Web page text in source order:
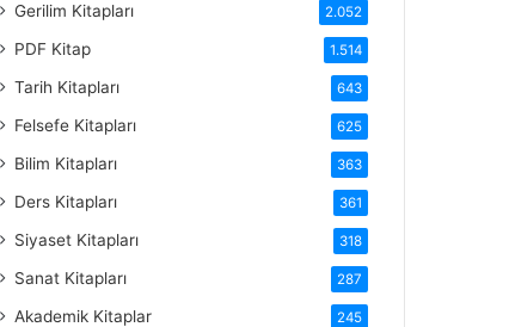
Gerilim Kitapları 2.052
PDF Kitap 1.514
Tarih Kitapları 643
Felsefe Kitapları 625
Bilim Kitapları 363
Ders Kitapları 361
Siyaset Kitapları 318
Sanat Kitapları 287
Akademik Kitaplar 245